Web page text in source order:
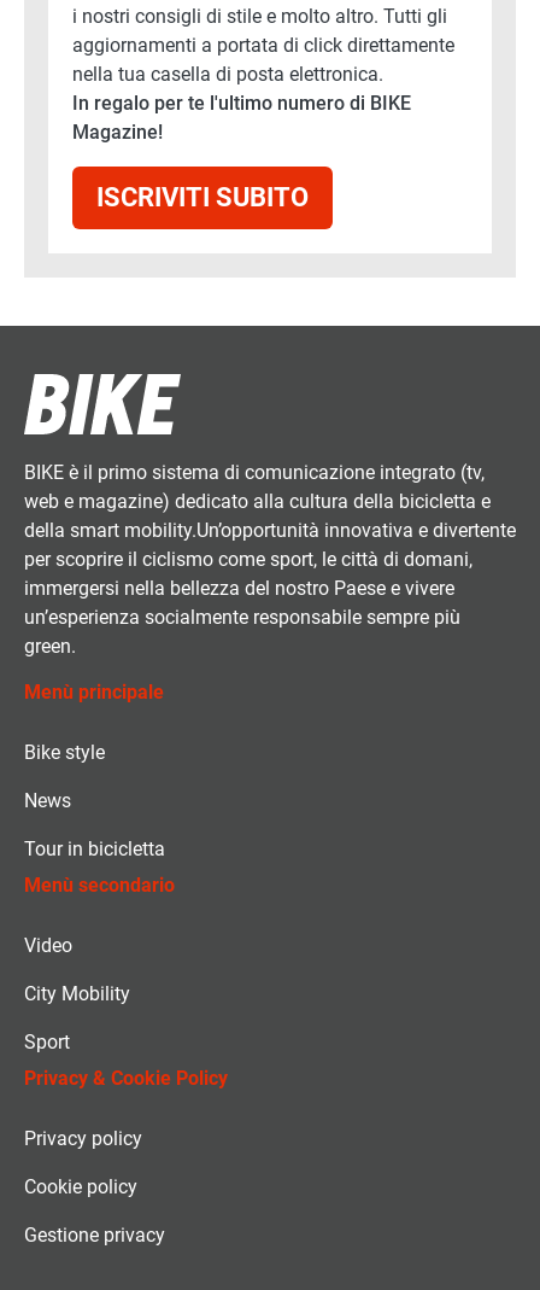
i nostri consigli di stile e molto altro. Tutti gli
aggiornamenti a portata di click direttamente
nella tua casella di posta elettronica.
In regalo per te l'ultimo numero di BIKE
Magazine!
ISCRIVITI SUBITO
BIKE è il primo sistema di comunicazione integrato (tv,
web e magazine) dedicato alla cultura della bicicletta e
della smart mobility.Un’opportunità innovativa e divertente
per scoprire il ciclismo come sport, le città di domani,
immergersi nella bellezza del nostro Paese e vivere
un’esperienza socialmente responsabile sempre più
green.
Menù principale
Bike style
News
Tour in bicicletta
Menù secondario
Video
City Mobility
Sport
Privacy & Cookie Policy
Privacy policy
Cookie policy
Gestione privacy